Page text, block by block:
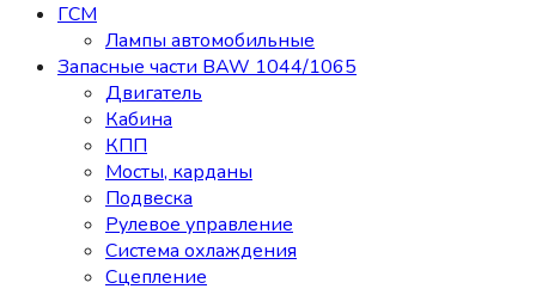
ГСМ
Лампы автомобильные
Запасные части BAW 1044/1065
Двигатель
Кабина
КПП
Мосты, карданы
Подвеска
Рулевое управление
Система охлаждения
Сцепление